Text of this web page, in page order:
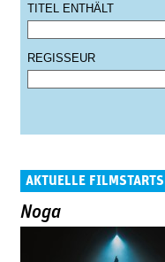
TITEL ENTHÄLT
REGISSEUR
AKTUELLE FILMSTARTS
Noga